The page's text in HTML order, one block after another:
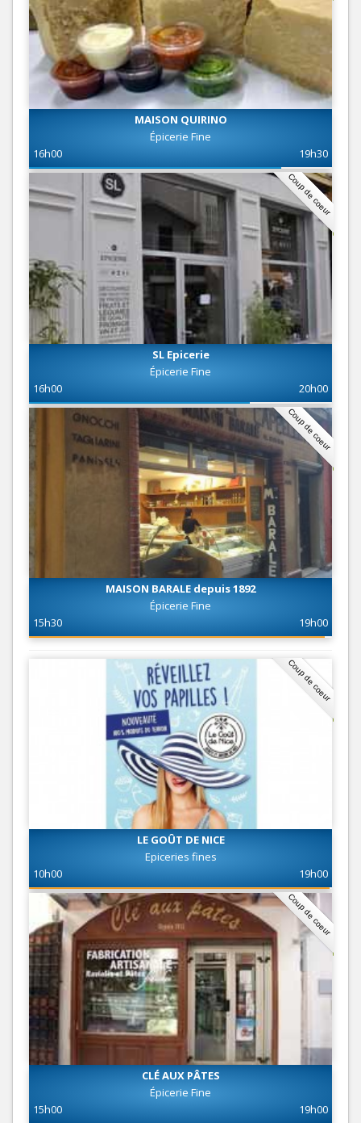
MAISON QUIRINO
Épicerie Fine
16h00
19h30
Coup de coeur
SL Epicerie
Épicerie Fine
16h00
20h00
Coup de coeur
MAISON BARALE depuis 1892
Épicerie Fine
15h30
19h00
Coup de coeur
LE GOÛT DE NICE
Epiceries fines
10h00
19h00
Coup de coeur
CLÉ AUX PÂTES
Épicerie Fine
15h00
19h00